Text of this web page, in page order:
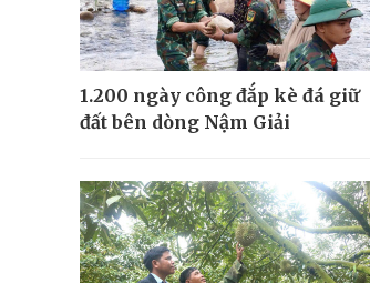
1.200 ngày công đắp kè đá giữ
đất bên dòng Nậm Giải